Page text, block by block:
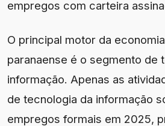
empregos com carteira
O principal motor da
paranaense é o segmento de
informação. Apenas as
de tecnologia da informação
empregos formais em 2025,